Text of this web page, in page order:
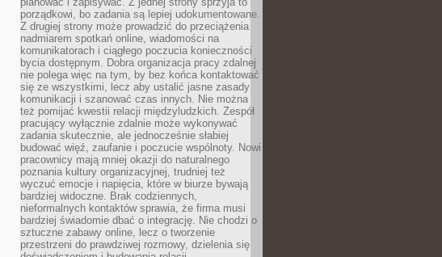
porządkowi, bo zadania są lepiej udokumentowane.
Z drugiej strony może prowadzić do przeciążenia
nadmiarem spotkań online, wiadomości na
komunikatorach i ciągłego poczucia konieczności
bycia dostępnym. Dobra organizacja pracy zdalnej
nie polega więc na tym, by bez końca kontaktować
się ze wszystkimi, lecz aby ustalić jasne zasady
komunikacji i szanować czas innych. Nie można
też pomijać kwestii relacji międzyludzkich. Zespół
pracujący wyłącznie zdalnie może wykonywać
zadania skutecznie, ale jednocześnie słabiej
budować więź, zaufanie i poczucie wspólnoty. Nowi
pracownicy mają mniej okazji do naturalnego
poznania kultury organizacyjnej, trudniej też
wyczuć emocje i napięcia, które w biurze bywają
bardziej widoczne. Brak codziennych,
nieformalnych kontaktów sprawia, że firma musi
bardziej świadomie dbać o integrację. Nie chodzi o
sztuczne zabawy online, lecz o tworzenie
przestrzeni do prawdziwej rozmowy, dzielenia się